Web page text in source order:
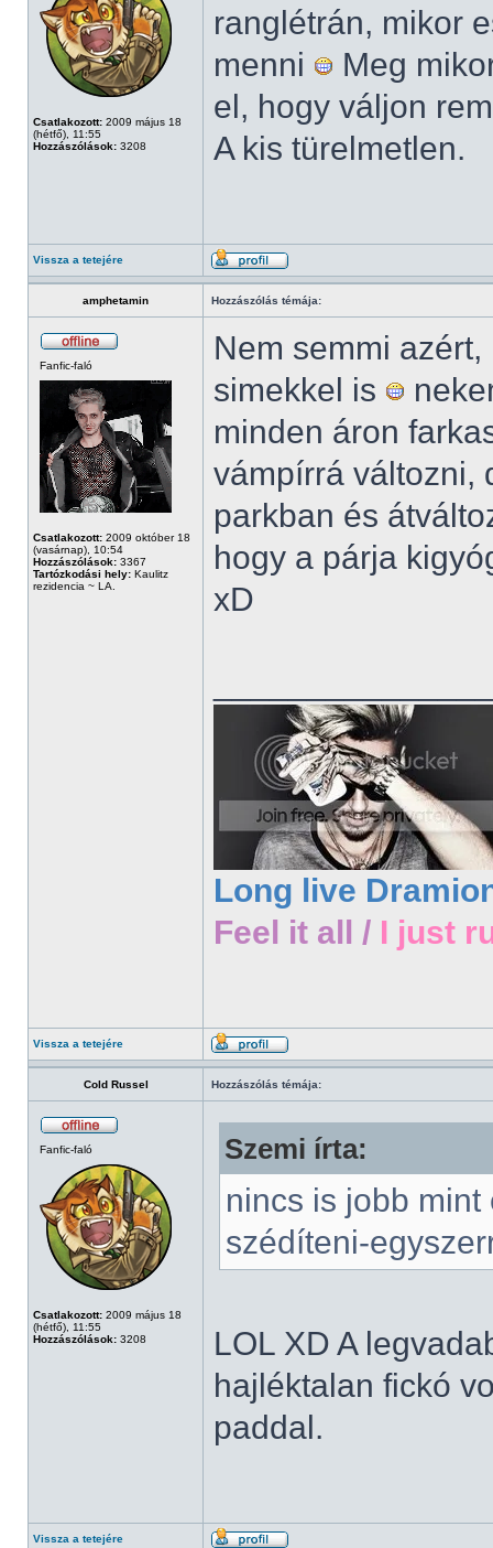
Csatlakozott: 2009 május 18
(hétfő), 11:55
Hozzászólások: 3208
ranglétrán, mikor
menni
Meg
el, hogy váljon
A kis türelmetlen.
Vissza a tetejére
amphetamin Hozzászólás témája:
Fanfic-faló
Csatlakozott: 2009 október 18
(vasárnap), 10:54
Hozzászólások: 3367
Tartózkodási hely: Kaulitz
rezidencia ~ LA.
Nem semmi
simekkel is
minden áron
vámpírrá változni,
parkban és
hogy a párja
xD
Long live
Feel it all / I just
Vissza a tetejére
Cold Russel Hozzászólás témája:
Fanfic-faló
Csatlakozott: 2009 május 18
(hétfő), 11:55
Hozzászólások: 3208
Szemi írta:
nincs is jobb
szédíteni-
LOL XD A
hajléktalan fickó
paddal.
Vissza a tetejére